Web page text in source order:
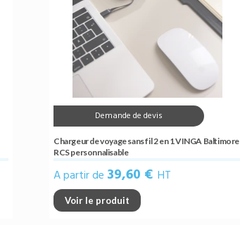
Demande de devis
Chargeur de voyage sans fil 2 en 1 VINGA Baltimore
RCS personnalisable
A partir de 39,60 € HT
Voir le produit